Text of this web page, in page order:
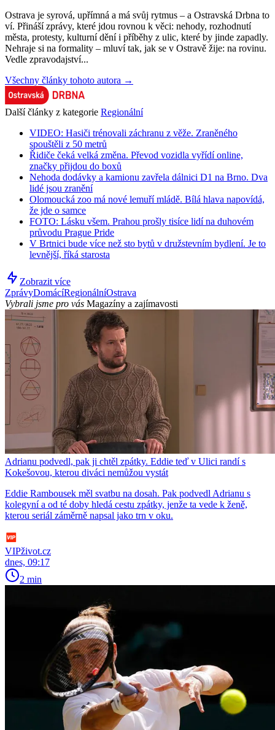
Ostrava je syrová, upřímná a má svůj rytmus – a Ostravská Drbna to
ví. Přináší zprávy, které jdou rovnou k věci: nehody, rozhodnutí
města, protesty, kulturní dění i příběhy z ulic, které by jinde zapadly.
Nehraje si na formality – mluví tak, jak se v Ostravě žije: na rovinu.
Vedle zpravodajství...
Všechny články tohoto autora →
Další články z kategorie Regionální
VIDEO: Hasiči trénovali záchranu z věže. Zraněného
spouštěli z 50 metrů
Řidiče čeká velká změna. Převod vozidla vyřídí online,
značky přijdou do boxů
Nehoda dodávky a kamionu zavřela dálnici D1 na Brno. Dva
lidé jsou zranění
Olomoucká zoo má nové lemuří mládě. Bílá hlava napovídá,
že jde o samce
FOTO: Lásku všem. Prahou prošly tisíce lidí na duhovém
průvodu Prague Pride
V Brtnici bude více než sto bytů v družstevním bydlení. Je to
levnější, říká starosta
Zobrazit více
ZprávyDomácíRegionálníOstrava
Vybrali jsme pro vás Magazíny a zajímavosti
Adrianu podvedl, pak ji chtěl zpátky. Eddie teď v Ulici randí s
Kokešovou, kterou diváci nemůžou vystát
Eddie Rambousek měl svatbu na dosah. Pak podvedl Adrianu s
kolegyní a od té doby hledá cestu zpátky, jenže ta vede k ženě,
kterou seriál záměrně napsal jako trn v oku.
VIPživot.cz
dnes, 09:17
2 min